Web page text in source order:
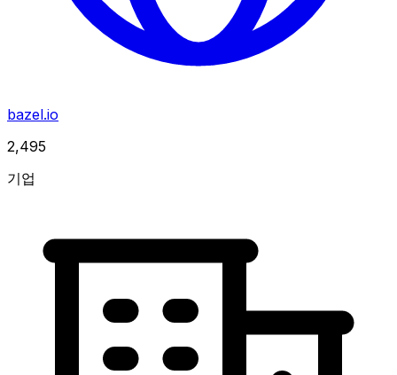
bazel.io
2,495
기업